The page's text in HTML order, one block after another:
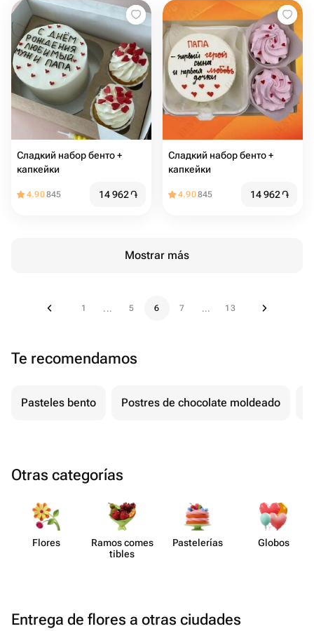
Сладкий набор бенто +
капкейки
4.90845 14 962֏
Сладкий набор бенто +
капкейки
4.90845 14 962֏
Mostrar más
1 ... 5 6 7 ... 13
Te recomendamos
Pasteles bento Postres de chocolate moldeado
Otras categorías
Flores
Ramos comes​
tibles
Paste​lerías Globos
Entrega de flores a otras ciudades